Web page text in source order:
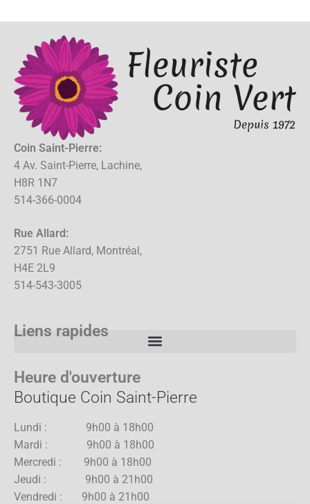
Coin Saint-Pierre:
4 Av. Saint-Pierre, Lachine,
H8R 1N7
514-366-0004
Rue Allard:
2751 Rue Allard, Montréal,
H4E 2L9
514-543-3005
Liens rapides
Heure d'ouverture
Boutique Coin Saint-Pierre
Lundi : 9h00 à 18h00
Mardi : 9h00 à 18h00
Mercredi : 9h00 à 18h00
Jeudi : 9h00 à 21h00
Vendredi : 9h00 à 21h00